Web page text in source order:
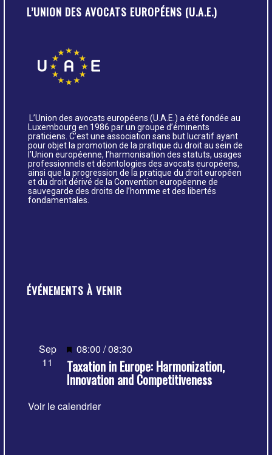
L’UNION DES AVOCATS EUROPÉENS (U.A.E.)
L’Union des avocats européens (U.A.E.) a été fondée au
Luxembourg en 1986 par un groupe d’éminents
praticiens. C’est une association sans but lucratif ayant
pour objet la promotion de la pratique du droit au sein de
l’Union européenne, l’harmonisation des statuts, usages
professionnels et déontologies des avocats européens,
ainsi que la progression de la pratique du droit européen
et du droit dérivé de la Convention européenne de
sauvegarde des droits de l’homme et des libertés
fondamentales.
ÉVÉNEMENTS À VENIR
Sep
11
Mis
en
avant
08:00 /08:30
Taxation in Europe: Harmonization,
Innovation and Competitiveness
Voir le calendrier